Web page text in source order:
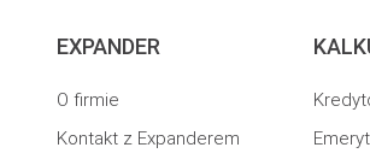
EXPANDER
O firmie
Kontakt z Expanderem